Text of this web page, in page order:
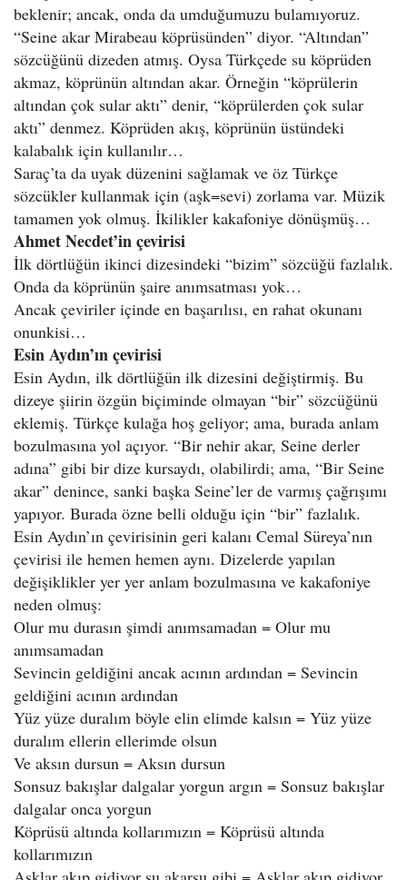
beklenir; ancak, onda da umduğumuzu bulamıyoruz.
“Seine akar Mirabeau köprüsünden” diyor. “Altından”
sözcüğünü dizeden atmış. Oysa Türkçede su köprüden
akmaz, köprünün altından akar. Örneğin “köprülerin
altından çok sular aktı” denir, “köprülerden çok sular
aktı” denmez. Köprüden akış, köprünün üstündeki
kalabalık için kullanılır…
Saraç’ta da uyak düzenini sağlamak ve öz Türkçe
sözcükler kullanmak için (aşk=sevi) zorlama var. Müzik
tamamen yok olmuş. İkilikler kakafoniye dönüşmüş…
Ahmet Necdet’in çevirisi
İlk dörtlüğün ikinci dizesindeki “bizim” sözcüğü fazlalık.
Onda da köprünün şaire anımsatması yok…
Ancak çeviriler içinde en başarılısı, en rahat okunanı
onunkisi…
Esin Aydın’ın çevirisi
Esin Aydın, ilk dörtlüğün ilk dizesini değiştirmiş. Bu
dizeye şiirin özgün biçiminde olmayan “bir” sözcüğünü
eklemiş. Türkçe kulağa hoş geliyor; ama, burada anlam
bozulmasına yol açıyor. “Bir nehir akar, Seine derler
adına” gibi bir dize kursaydı, olabilirdi; ama, “Bir Seine
akar” denince, sanki başka Seine’ler de varmış çağrışımı
yapıyor. Burada özne belli olduğu için “bir” fazlalık.
Esin Aydın’ın çevirisinin geri kalanı Cemal Süreya’nın
çevirisi ile hemen hemen aynı. Dizelerde yapılan
değişiklikler yer yer anlam bozulmasına ve kakafoniye
neden olmuş:
Olur mu durasın şimdi anımsamadan = Olur mu
anımsamadan
Sevincin geldiğini ancak acının ardından = Sevincin
geldiğini acının ardından
Yüz yüze duralım böyle elin elimde kalsın = Yüz yüze
duralım ellerin ellerimde olsun
Ve aksın dursun = Aksın dursun
Sonsuz bakışlar dalgalar yorgun argın = Sonsuz bakışlar
dalgalar onca yorgun
Köprüsü altında kollarımızın = Köprüsü altında
kollarımızın